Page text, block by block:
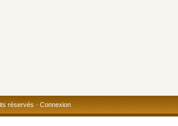
réservés · Connexion